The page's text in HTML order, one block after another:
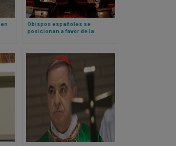
Obispos españoles se
posicionan a favor de la